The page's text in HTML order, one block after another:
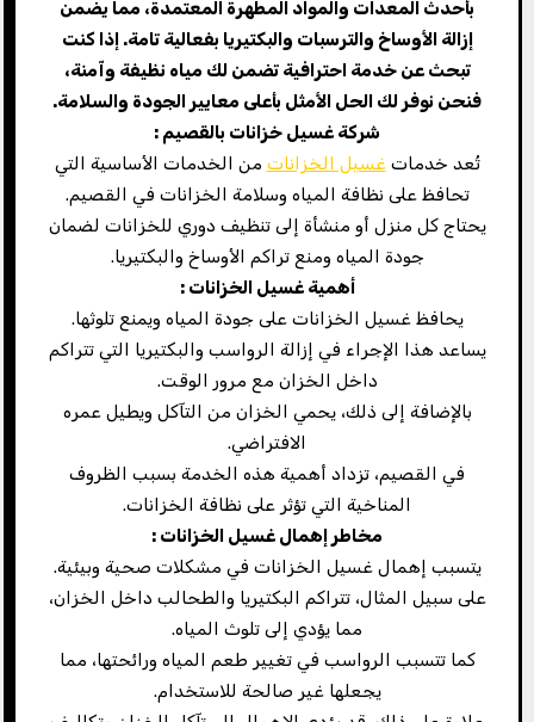
بأحدث المعدات والمواد المطهرة المعتمدة، مما يضمن
إزالة الأوساخ والترسبات والبكتيريا بفعالية تامة. إذا كنت
تبحث عن خدمة احترافية تضمن لك مياه نظيفة وآمنة،
فنحن نوفر لك الحل الأمثل بأعلى معايير الجودة والسلامة.
شركة غسيل خزانات بالقصيم :
تُعد خدماتغسيل الخزانات من الخدمات الأساسية التي
تحافظ على نظافة المياه وسلامة الخزانات في القصيم.
يحتاج كل منزل أو منشأة إلى تنظيف دوري للخزانات لضمان
جودة المياه ومنع تراكم الأوساخ والبكتيريا.
أهمية غسيل الخزانات :
يحافظ غسيل الخزانات على جودة المياه ويمنع تلوثها.
يساعد هذا الإجراء في إزالة الرواسب والبكتيريا التي تتراكم
داخل الخزان مع مرور الوقت.
بالإضافة إلى ذلك، يحمي الخزان من التآكل ويطيل عمره
الافتراضي.
في القصيم، تزداد أهمية هذه الخدمة بسبب الظروف
المناخية التي تؤثر على نظافة الخزانات.
مخاطر إهمال غسيل الخزانات :
يتسبب إهمال غسيل الخزانات في مشكلات صحية وبيئية.
على سبيل المثال، تتراكم البكتيريا والطحالب داخل الخزان،
مما يؤدي إلى تلوث المياه.
كما تتسبب الرواسب في تغيير طعم المياه ورائحتها، مما
يجعلها غير صالحة للاستخدام.